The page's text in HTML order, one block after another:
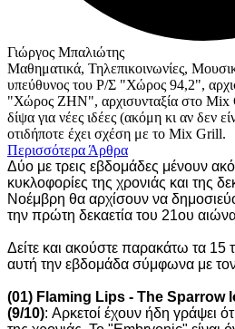
Γιώργος Μπαλιώτης
Μαθηματικά, Τηλεπικοινωνίες,
υπεύθυνος του Ρ/Σ "Χώρος 94,2",
"Χώρος ΖΗΝ", αρχισυνταξία στο Mix
δίψα για νέες ιδέες (ακόμη κι αν δεν
οτιδήποτε έχει σχέση με το Mix Grill.
Περισσότερα Άρθρα
Δύο με τρεις εβδομάδες μένουν
κυκλοφορίες της χρονιάς και της
Νοέμβρη θα αρχίσουν να
την πρώτη δεκαετία του 21ου
Δείτε και ακούστε παρακάτω τα 15
αυτή την εβδομάδα σύμφωνα με
(01) Flaming Lips - The Sparrow
(9/10): Αρκετοί έχουν ήδη γράψει